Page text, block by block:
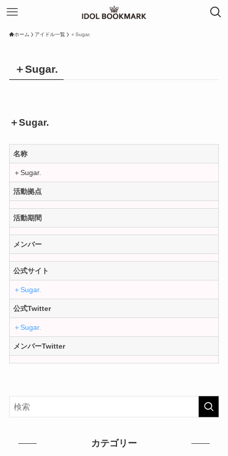
ホーム アイドル一覧 ＋Sugar.
＋Sugar.
＋Sugar.
名称
＋Sugar.
活動拠点
活動期間
メンバー
公式サイト
＋Sugar.
公式Twitter
＋Sugar.
メンバーTwitter
カテゴリー